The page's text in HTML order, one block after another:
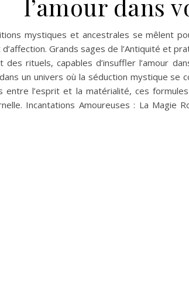
l’amour dans
mystiques et ancestrales se mêlent
Grands sages de l’Antiquité et
rituels, capables d’insuffler l’amour
un univers où la séduction mystique se
entre l’esprit et la matérialité, ces
Incantations Amoureuses : La Magie